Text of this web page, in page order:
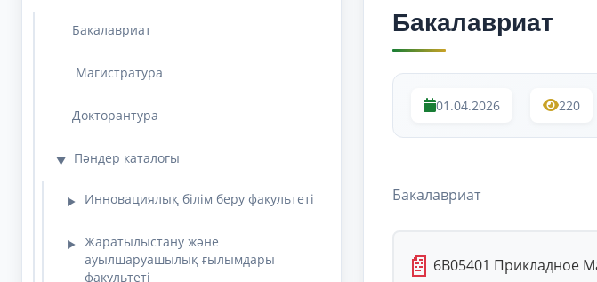
Бакалавриат
Магистратура
Докторантура
▼ Пәндер каталогы
▶ Инновациялық білім беру факультеті
▶
Жаратылыстану және
ауылшаруашылық ғылымдары
факультеті
Бакалавриат
01.04.2026 220
Бакалавриат
📄 6В05401 Прикладное